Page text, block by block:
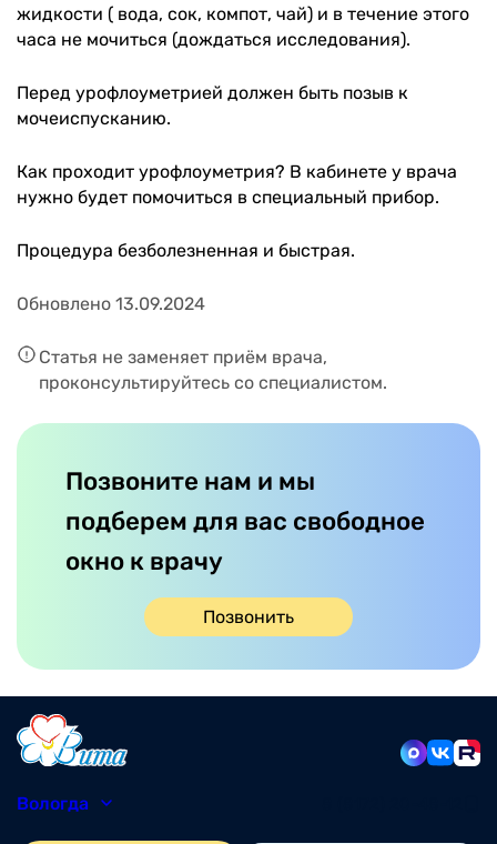
жидкости ( вода, сок, компот, чай) и в течение этого
часа не мочиться (дождаться исследования).
Перед урофлоуметрией должен быть позыв к
мочеиспусканию.
Как проходит урофлоуметрия? В кабинете у врача
нужно будет помочиться в специальный прибор.
Процедура безболезненная и быстрая.
Обновлено 13.09.2024
Статья не заменяет приём врача,
проконсультируйтесь со специалистом.
Позвоните нам и мы
подберем для вас свободное
окно к врачу
Позвонить
Вологда